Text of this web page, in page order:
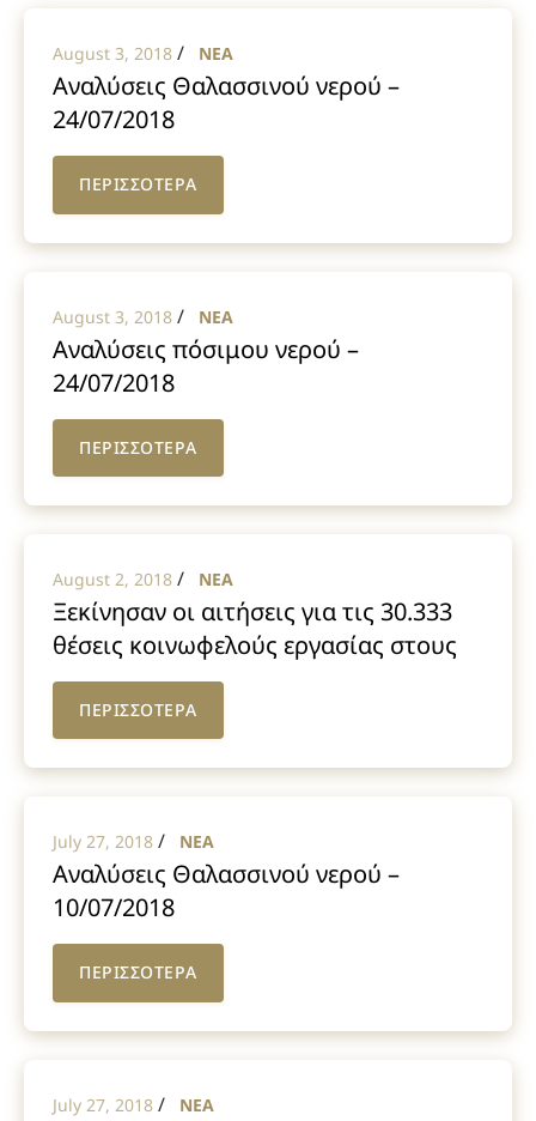
August 3, 2018 / NEA
Αναλύσεις Θαλασσινού νερού –
24/07/2018
ΠΕΡΙΣΣΟΤΕΡΑ
August 3, 2018 / NEA
Αναλύσεις πόσιμου νερού –
24/07/2018
ΠΕΡΙΣΣΟΤΕΡΑ
August 2, 2018 / NEA
Ξεκίνησαν οι αιτήσεις για τις 30.333
θέσεις κοινωφελούς εργασίας στους
δήμους απο τον ΟΑΕΔ
ΠΕΡΙΣΣΟΤΕΡΑ
July 27, 2018 / NEA
Αναλύσεις Θαλασσινού νερού –
10/07/2018
ΠΕΡΙΣΣΟΤΕΡΑ
July 27, 2018 / NEA